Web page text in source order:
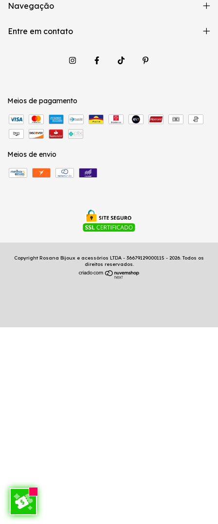
Navegação
Entre em contato
Meios de pagamento
Meios de envio
Copyright Rosana Bijoux e acessórios LTDA - 36679129000115 - 2026. Todos os
direitos reservados.